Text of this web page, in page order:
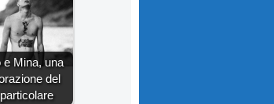
e Mina, una
del